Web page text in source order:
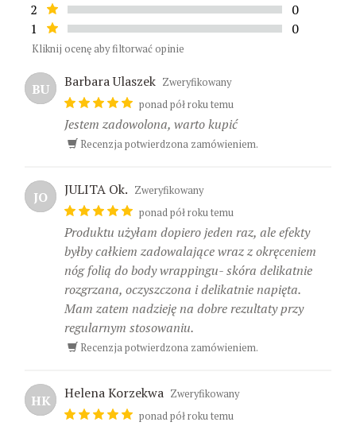
2
0
1
0
Kliknij ocenę aby filtorwać opinie
BU Barbara Ulaszek Zweryfikowany
ponad pół roku temu
Jestem zadowolona, warto kupić
Recenzja potwierdzona zamówieniem.
JO JULITA Ok. Zweryfikowany
ponad pół roku temu
Produktu użyłam dopiero jeden raz, ale efekty
byłby całkiem zadowalające wraz z okręceniem
nóg folią do body wrappingu- skóra delikatnie
rozgrzana, oczyszczona i delikatnie napięta.
Mam zatem nadzieję na dobre rezultaty przy
regularnym stosowaniu.
Recenzja potwierdzona zamówieniem.
HK Helena Korzekwa Zweryfikowany
ponad pół roku temu